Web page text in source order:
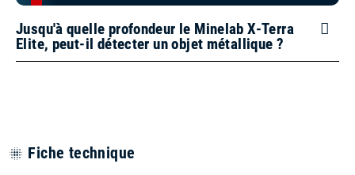
Jusqu'à quelle profondeur le Minelab X-Terra
Elite, peut-il détecter un objet métallique ?
blur_on Fiche technique